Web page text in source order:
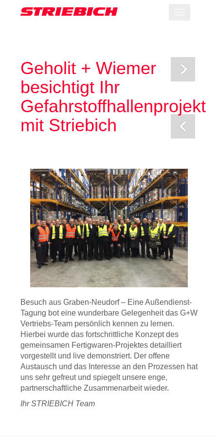
Geholit + Wiemer
besichtigt Ihr
Gefahrstoffhallenprojekt
mit Striebich
Besuch aus Graben-Neudorf – Eine Außendienst-
Tagung bot eine wunderbare Gelegenheit das G+W
Vertriebs-Team persönlich kennen zu lernen.
Hierbei wurde das fortschrittliche Konzept des
gemeinsamen Fertigwaren-Projektes detailliert
vorgestellt und live demonstriert. Der offene
Austausch und das Interesse an den Prozessen hat
uns sehr gefreut und spiegelt unsere enge,
partnerschaftliche Zusammenarbeit wieder.
Ihr STRIEBICH Team